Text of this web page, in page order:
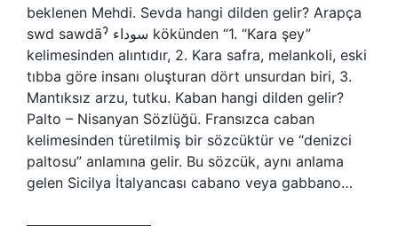
beklenen Mehdi. Sevda hangi dilden gelir? Arapça
swd sawdāˀ سوداء kökünden “1. “Kara şey”
kelimesinden alıntıdır, 2. Kara safra, melankoli, eski
tıbba göre insanı oluşturan dört unsurdan biri, 3.
Mantıksız arzu, tutku. Kaban hangi dilden gelir?
Palto – Nisanyan Sözlüğü. Fransızca caban
kelimesinden türetilmiş bir sözcüktür ve “denizci
paltosu” anlamına gelir. Bu sözcük, aynı anlama
gelen Sicilya İtalyancası cabano veya gabbano…